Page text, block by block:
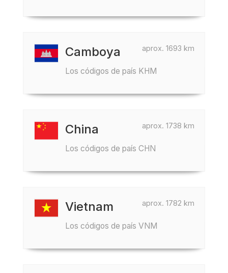
aprox. 1693 km
Camboya
Los códigos de país KHM
aprox. 1738 km
China
Los códigos de país CHN
aprox. 1782 km
Vietnam
Los códigos de país VNM